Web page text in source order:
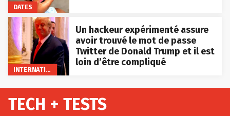
DATES
INTERNATIONAL
Un hackeur expérimenté assure
avoir trouvé le mot de passe
Twitter de Donald Trump et il est
loin d’être compliqué
TECH + TESTS